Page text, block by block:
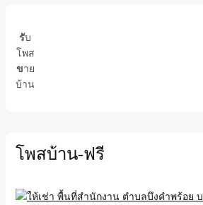
รับ
โพส
ขาย
บ้าน
โพสบ้าน-ฟรี